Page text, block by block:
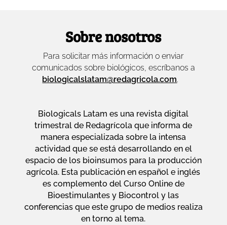
Sobre nosotros
Para solicitar más información o enviar
comunicados sobre biológicos, escríbanos a
biologicalslatam@redagricola.com.
Biologicals Latam es una revista digital
trimestral de Redagrícola que informa de
manera especializada sobre la intensa
actividad que se está desarrollando en el
espacio de los bioinsumos para la producción
agrícola. Esta publicación en español e inglés
es complemento del Curso Online de
Bioestimulantes y Biocontrol y las
conferencias que este grupo de medios realiza
en torno al tema.